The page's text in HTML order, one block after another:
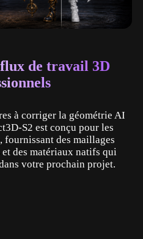
de travail 3D
à corriger la géométrie AI
S2 est conçu pour les
des maillages
des matériaux natifs qui
votre prochain projet.